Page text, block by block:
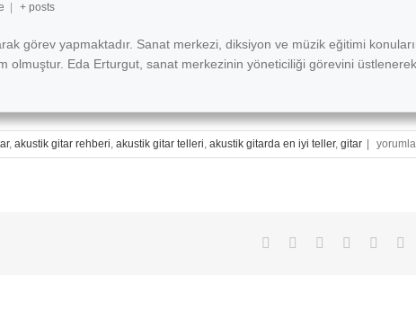
+ posts
görev yapmaktadır. Sanat merkezi, diksiyon ve müzik eğitimi
olmuştur. Eda Erturgut, sanat merkezinin yöneticiliği görevini üstlenerek,
, akustik gitar rehberi, akustik gitar telleri, akustik gitarda en iyi teller, gitar
Çocuklar
İçin
için
Facebook Reddit LinkedIn